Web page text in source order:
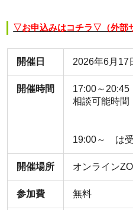
▽お申込みはコチラ▽（外部
開催日 2026年6月17
開催時間
17:00～20:45
相談可能時
19:00～ は
開催場所 オンライン
参加費 無料